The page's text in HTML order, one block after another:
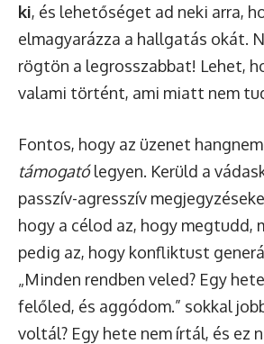
ki, és lehetőséget ad neki arra,
elmagyarázza a hallgatás okát.
rögtön a legrosszabbat! Lehet,
valami történt, ami miatt nem
Fontos, hogy az üzenet
támogatólegyen. Kerüld a
passzív-agresszív
hogy a célod az, hogy megtudd,
pedig az, hogy konfliktust
„Minden rendben veled? Egy
felőled, és aggódom.” sokkal
voltál? Egy hete nem írtál, és ez